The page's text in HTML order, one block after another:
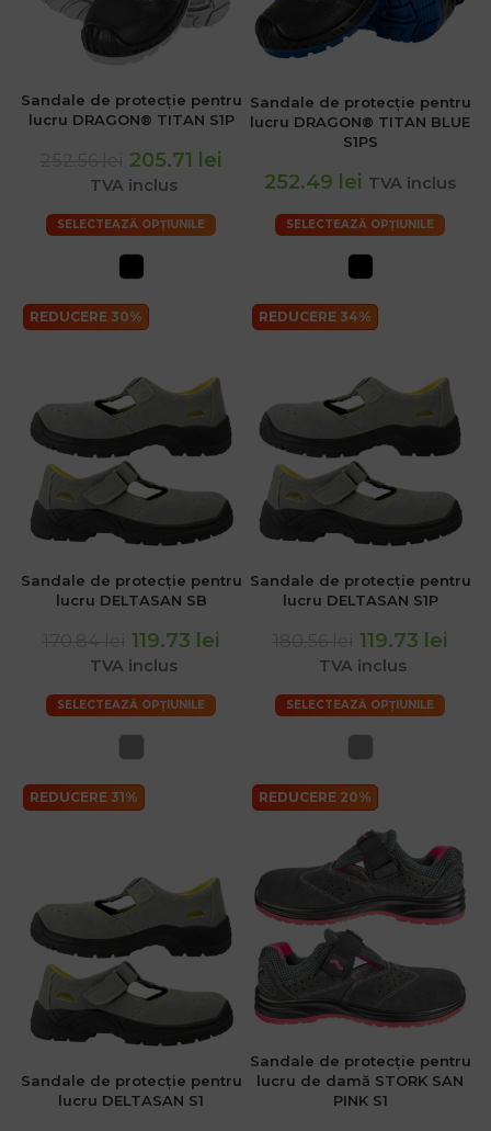
Sandale de protecție pentru
lucru DRAGON® TITAN S1P
205.71 lei
TVA inclus
SELECTEAZĂ OPȚIUNILE
Sandale de protecție pentru
lucru DRAGON® TITAN BLUE
S1PS
252.49 lei TVA inclus
SELECTEAZĂ OPȚIUNILE
REDUCERE 30%
Sandale de protecție pentru
lucru DELTASAN SB
119.73 lei
TVA inclus
SELECTEAZĂ OPȚIUNILE
REDUCERE 34%
Sandale de protecție pentru
lucru DELTASAN S1P
119.73 lei
TVA inclus
SELECTEAZĂ OPȚIUNILE
REDUCERE 31%
Sandale de protecție pentru
lucru DELTASAN S1
REDUCERE 20%
Sandale de protecție pentru
lucru de damă STORK SAN
PINK S1